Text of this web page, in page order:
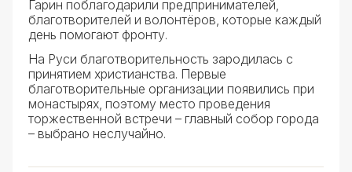
Гарин поблагодарили предпринимателей,
благотворителей и волонтёров, которые каждый
день помогают фронту.
На Руси благотворительность зародилась с
принятием христианства. Первые
благотворительные организации появились при
монастырях, поэтому место проведения
торжественной встречи – главный собор города
– выбрано неслучайно.